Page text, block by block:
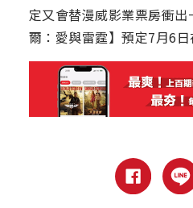
定又會替漫威影業票房衝
爾：愛與雷霆】預定7月6日